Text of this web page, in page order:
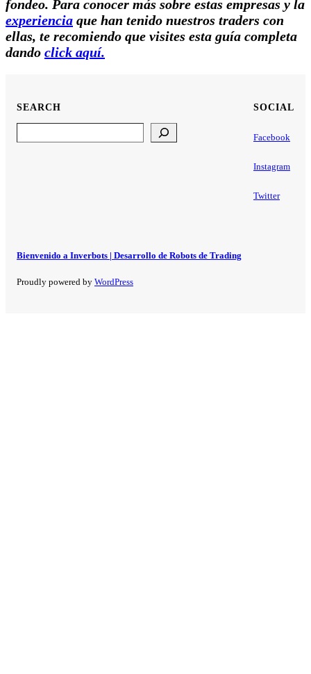
fondeo. Para conocer más sobre estas empresas y la
experiencia que han tenido nuestros traders con
ellas, te recomiendo que visites esta guía completa
dando click aquí.
SEARCH SOCIAL
Facebook
Instagram
Twitter
Bienvenido a Inverbots | Desarrollo de Robots de Trading
Proudly powered by WordPress